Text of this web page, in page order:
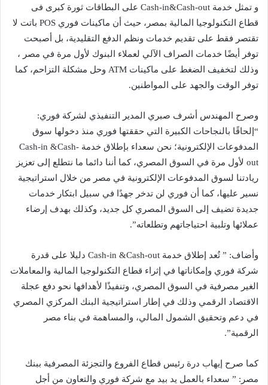
و تمثل خدمة Cash-in&Cash-out على البطاقات ثورة كبرى فى
قطاع التكنولوجيا المالية بمصر، حيث أن ماكينات فوري POS باتت لا
تقتصر فقط على تقديم خدمات ونظم الدفع التقليدية، بل أصبحت
توفر أيضًا خدمات الصراف الآلي لعملاء البنوك لأول مرة في مصر ،
وذلك لتخفيف الضغط على ماكينات ATM وحل مشكلة التزاحم، كما
توفر الوقت والجهد على المواطنين.
وصرح المهندس أشرف صبري المدير التنفيذي لشركة فوري:
“إلحاقًا بالنجاحات الكبيرة التي حققتها فوري منذ دخولها سوق
المدفوعات الإلكترونية؛ نحن سعداء بإطلاق خدمة Cash-in &Cash-
out لأول مرة في السوق المصري، كما أننا دائما ما نتطلع إلى تعزيز
ريادتنا لسوق المدفوعات الإلكترونية في مصر من خلال استراتيجية
نسير عليها، كما أن فوري لن تدخر جهدًا في سبيل ابتكار خدمات
جديدة تضيف إلى السوق المصري كل جديد، وكذلك بهدف إرضاء
عملائها وتلبية احتياجاتهم وتطلعاته”.
وأضاف: ” تُعد إطلاق خدمة Cash-in &Cash-out دليلا على قدرة
شركة فوري وإمكاناتها في إثراء قطاع التكنولوجيا المالية والمعاملات
الغير مصرفية في السوق المصري، وتنفيذًا لأهدافها نحو دفع عجلة
الاقتصاد الرقمي وذلك في إطار استراتيجية البنك المركزي المصري
في دعم وتحقيق الشمول المالي، والمساهمة في بناء مصر
الرقمية”.
كما صرح إيهاب درة رئيس قطاع الفروع والتجزئة المصرفية ببنك
مصر: ” سعداء بالعمل يد بيد مع شركة فوري والتعاون من أجل